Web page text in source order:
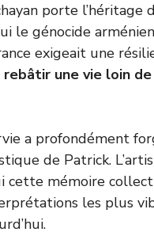
porte l’héritage
le génocide
exigeait une
rebâtir une vie loin
a profondément
de Patrick.
cette mémoire
les plus